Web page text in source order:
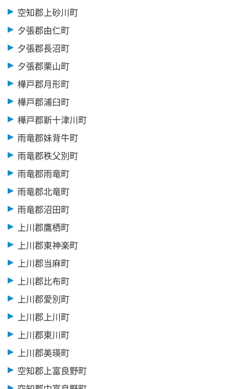
空知郡上砂川町
夕張郡由仁町
夕張郡長沼町
夕張郡栗山町
樺戸郡月形町
樺戸郡浦臼町
樺戸郡新十津川町
雨竜郡妹背牛町
雨竜郡秩父別町
雨竜郡雨竜町
雨竜郡北竜町
雨竜郡沼田町
上川郡鷹栖町
上川郡東神楽町
上川郡当麻町
上川郡比布町
上川郡愛別町
上川郡上川町
上川郡東川町
上川郡美瑛町
空知郡上富良野町